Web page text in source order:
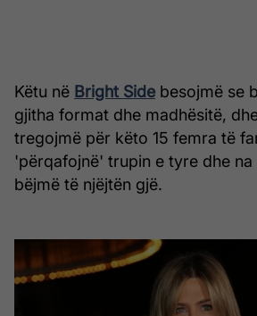
Këtu në Bright Side besojmë se
gjitha format dhe madhësitë,
tregojmë për këto 15 femra të
'përqafojnë' trupin e tyre dhe
bëjmë të njëjtën gjë.